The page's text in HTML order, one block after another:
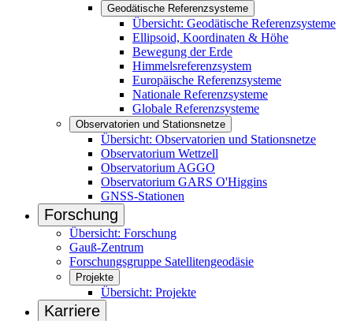
Geodätische Referenzsysteme
Übersicht: Geodätische Referenzsysteme
Ellipsoid, Koordinaten & Höhe
Bewegung der Erde
Himmelsreferenzsystem
Europäische Referenzsysteme
Nationale Referenzsysteme
Globale Referenzsysteme
Observatorien und Stationsnetze
Übersicht: Observatorien und Stationsnetze
Observatorium Wettzell
Observatorium AGGO
Observatorium GARS O'Higgins
GNSS-Stationen
Forschung
Übersicht: Forschung
Gauß-Zentrum
Forschungsgruppe Satellitengeodäsie
Projekte
Übersicht: Projekte
Karriere